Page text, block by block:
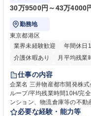
30万9500円～43万4000
勤務地
東京都港区
業界未経験歓迎
年間休日
介護休暇あり
月平均残業
在宅OK
賞与あり
駅近5分以内
土日祝休み
仕事の内容
企業名 三井物産都市開発株式会社 求人名 【営業事務】業務職/
ループ/平均残業時間10H/完全週休2日 仕事の内容 オフ
ンション、物流倉庫等の不
貸運営、売却、仲介・活用提
必要な経験・能力等